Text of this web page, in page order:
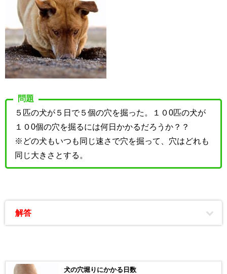
問題
５匹の犬が５日で５個の穴を掘った。１０0匹の犬が
１０0個の穴を掘るには何日かかるだろうか？？
※どの犬もいつも同じ速さで穴を掘って、穴はどれも
同じ大きさとする。
解答
犬の穴堀りにかかる日数